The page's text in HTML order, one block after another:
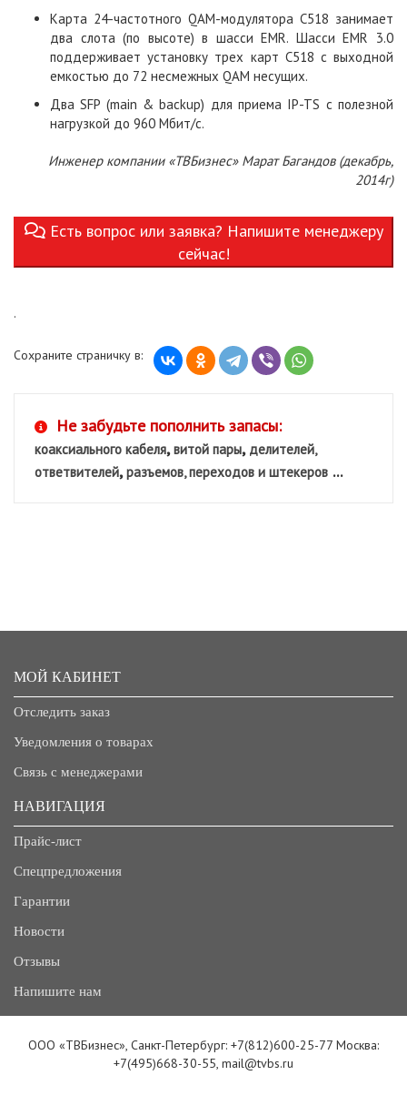
Карта 24-частотного QAM-модулятора C518 занимает
два слота (по высоте) в шасси EMR. Шасси EMR 3.0
поддерживает установку трех карт С518 с выходной
емкостью до 72 несмежных QAM несущих.
Два SFP (main & backup) для приема IP-TS с полезной
нагрузкой до 960 Мбит/с.
Инженер компании «ТВБизнес» Марат Багандов (декабрь,
2014г)
Есть вопрос или заявка? Напишите менеджеру
сейчас!
.
Сохраните страничку в:
Не забудьте пополнить запасы:
коаксиального кабеля,витой пары, делителей,
ответвителей,разъемов, переходов и штекеров ...
МОЙ КАБИНЕТ
Отследить заказ
Уведомления о товарах
Связь с менеджерами
НАВИГАЦИЯ
Прайс-лист
Спецпредложения
Гарантии
Новости
Отзывы
Напишите нам
ООО «ТВБизнес», Санкт-Петербург: +7(812)600-25-77 Москва:
+7(495)668-30-55, mail@tvbs.ru